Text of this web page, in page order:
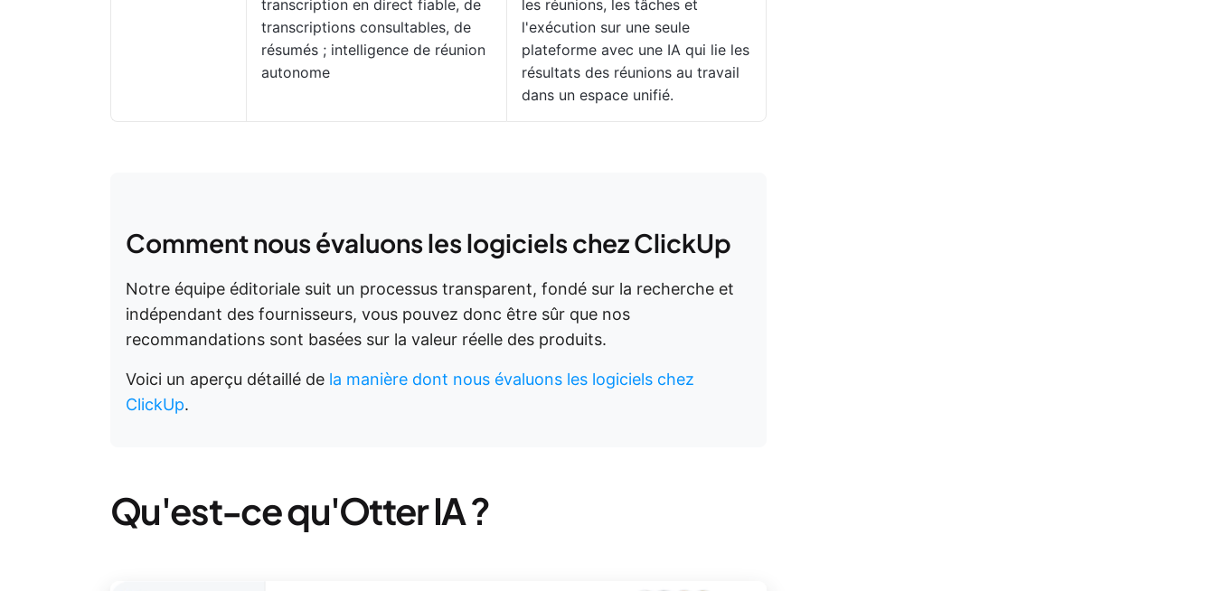
transcription en direct fiable, de
transcriptions consultables, de
résumés ; intelligence de réunion
autonome
les réunions, les tâches et
l'exécution sur une seule
plateforme avec une IA qui lie les
résultats des réunions au travail
dans un espace unifié.
Comment nous évaluons les logiciels chez ClickUp
Notre équipe éditoriale suit un processus transparent, fondé sur la recherche et
indépendant des fournisseurs, vous pouvez donc être sûr que nos
recommandations sont basées sur la valeur réelle des produits.
Voici un aperçu détaillé de la manière dont nous évaluons les logiciels chez
ClickUp.
Qu'est-ce qu'Otter IA ?